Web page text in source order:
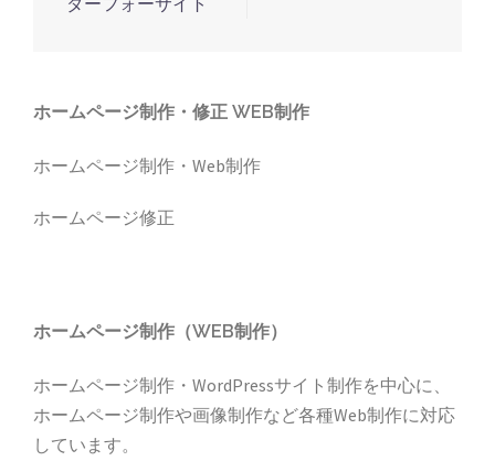
ナ
ー
ョ
ン
ホームページ制作・修正 WEB制作
ホームページ制作・Web制作
ホームページ修正
ホームページ制作（WEB制作）
ホームページ制作・WordPressサイト制作を中心に、
ホームページ制作や画像制作など各種Web制作に対応
しています。